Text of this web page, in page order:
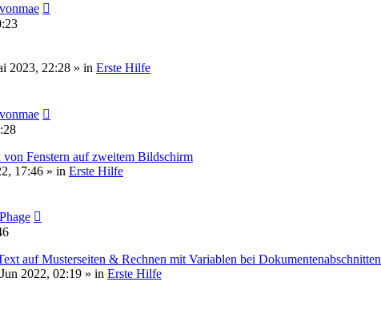
vonmae
2023, 22:28 » in Erste Hilfe
vonmae
Fenstern auf zweitem Bildschirm
17:46 » in Erste Hilfe
Phage
auf Musterseiten & Rechnen mit Variablen bei Dokumentenabschnitten
2022, 02:19 » in Erste Hilfe